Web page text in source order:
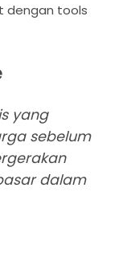
dengan tools
yang
sebelum
dalam